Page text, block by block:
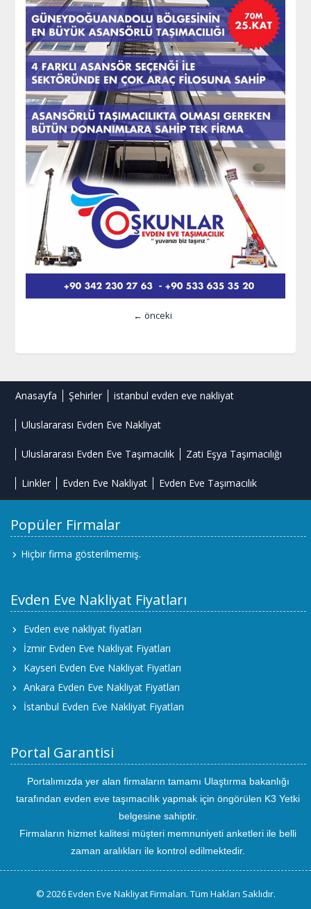
← önceki
Anasayfa Şehirler istanbul evden eve nakliyat
Uluslararası Evden Eve Nakliyat
Uluslararası Evden Eve Taşımacılık Zati Eşya Taşımacılığı
Linkler Evden Eve Nakliyat Evden Eve Taşımacılık
Popüler Firmalar
Hiçbir firma gösterilmemiş.
Evden Eve Nakliyat Fiyatları
Evden eve nakliyat fiyatları
İzmir Evden Eve Nakliyat Fiyatları
Kayseri Evden Eve Nakliyat Fiyatları
Ankara Evden Eve Nakliyat Fiyatları
İstanbul Evden Eve Nakliyat Fiyatları
Portal Garantisi
Portalımızda yer alan firmaların tamamı Ulaştırma bakanlığı
tarafından evden eve taşımacılık yapmak için öngörülen K3 Yetki
belgesine sahiptir.
Firmaların hizmet kalitesi müşteri memnuniyeti anketleri ile belli
zaman aralıkları ile kontrol edilmektedir.
© 2026 Evden Eve Nakliyat Firmaları. Tüm Hakları Saklıdır.